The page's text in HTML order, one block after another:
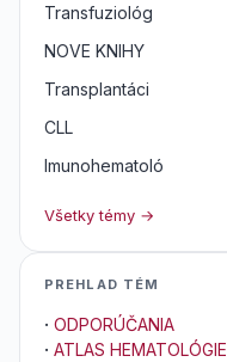
Transfuziológ
NOVE KNIHY
Transplantáci
CLL
Imunohematoló
Všetky témy →
PREHLAD TÉM
· ODPORÚČANIA
· ATLAS HEMATOLÓGIE